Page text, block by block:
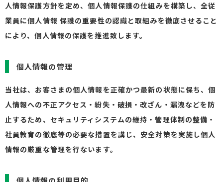
人情報保護方針を定め、個人情報保護の仕組みを構築し、全従
業員に個人情報 保護の重要性の認識と取組みを徹底させること
により、個人情報の保護を推進致します。
個人情報の管理
当社は、お客さまの個人情報を正確かつ最新の状態に保ち、個
人情報への不正アクセス・紛失・破損・改ざん・漏洩などを防
止するため、セキュリティシステムの維持・管理体制の整備・
社員教育の徹底等の必要な措置を講じ、安全対策を実施し個人
情報の厳重な管理を行ないます。